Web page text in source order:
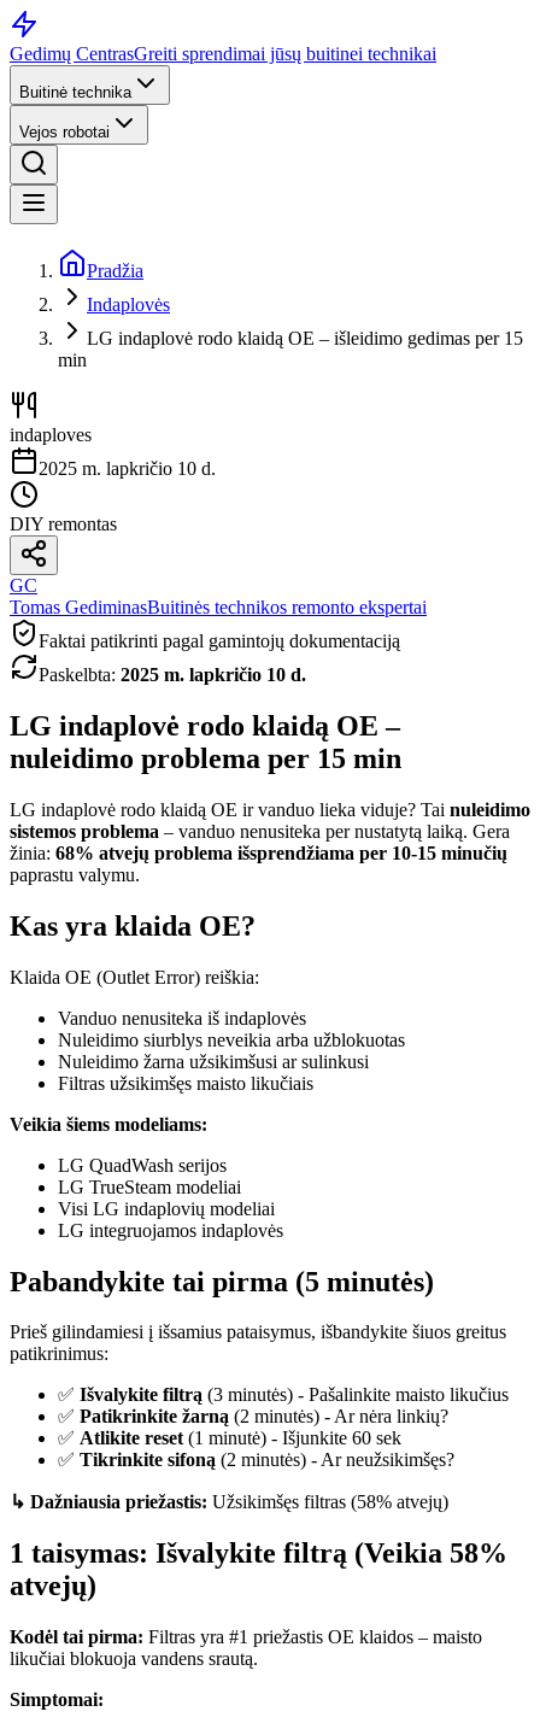
Gedimų CentrasGreiti sprendimai jūsų buitinei technikai
Buitinė technika
Vejos robotai
Pradžia
Indaplovės
LG indaplovė rodo klaidą OE – išleidimo gedimas per 15
min
indaploves
2025 m. lapkričio 10 d.
DIY remontas
GC
Tomas GediminasBuitinės technikos remonto ekspertai
Faktai patikrinti pagal gamintojų dokumentaciją
Paskelbta: 2025 m. lapkričio 10 d.
LG indaplovė rodo klaidą OE –
nuleidimo problema per 15 min
LG indaplovė rodo klaidą OE ir vanduo lieka viduje? Tai nuleidimo
sistemos problema – vanduo nenusiteka per nustatytą laiką. Gera
žinia: 68% atvejų problema išsprendžiama per 10-15 minučių
paprastu valymu.
Kas yra klaida OE?
Klaida OE (Outlet Error) reiškia:
Vanduo nenusiteka iš indaplovės
Nuleidimo siurblys neveikia arba užblokuotas
Nuleidimo žarna užsikimšusi ar sulinkusi
Filtras užsikimšęs maisto likučiais
Veikia šiems modeliams:
LG QuadWash serijos
LG TrueSteam modeliai
Visi LG indaplovių modeliai
LG integruojamos indaplovės
Pabandykite tai pirma (5 minutės)
Prieš gilindamiesi į išsamius pataisymus, išbandykite šiuos greitus
patikrinimus:
✅ Išvalykite filtrą (3 minutės) - Pašalinkite maisto likučius
✅ Patikrinkite žarną (2 minutės) - Ar nėra linkių?
✅ Atlikite reset(1 minutė) - Išjunkite 60 sek
✅ Tikrinkite sifoną (2 minutės) - Ar neužsikimšęs?
↳ Dažniausia priežastis: Užsikimšęs filtras (58% atvejų)
1 taisymas: Išvalykite filtrą (Veikia 58%
atvejų)
Kodėl tai pirma: Filtras yra #1 priežastis OE klaidos – maisto
likučiai blokuoja vandens srautą.
Simptomai: